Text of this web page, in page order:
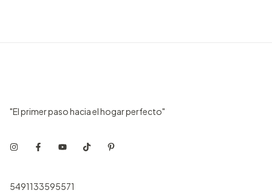
"El primer paso hacia el hogar perfecto"
5491133595571